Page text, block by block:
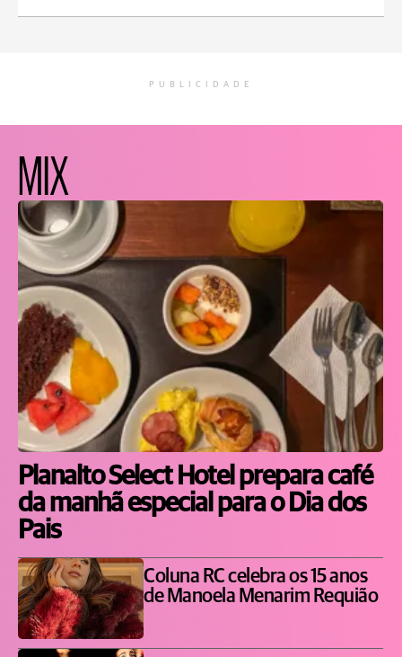
PUBLICIDADE
MIX
Planalto Select Hotel prepara café
da manhã especial para o Dia dos
Pais
Coluna RC celebra os 15 anos
de Manoela Menarim Requião